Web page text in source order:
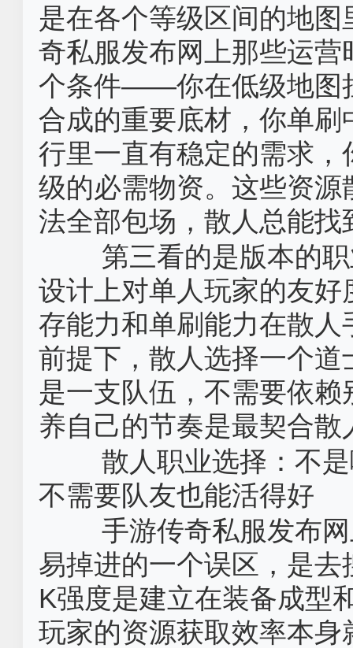
是在各个等级区间的地
奇私服发布网上那些运
个条件——你在低级地图
合成的重要底材，你单
行里一直有稳定的需求
级的必需物资。这些资
法全部包场，散人总能
第三看的是版本的
设计上对单人玩家的友
存能力和单刷能力在散
前提下，散人选择一个
是一支队伍，不需要依
养自己的节奏是最契合散
散人职业选择：不
不需要队友也能活得好
手游传奇私服发布
易掉进的一个误区，是
K强度是建立在装备成型
玩家的资源获取效率本